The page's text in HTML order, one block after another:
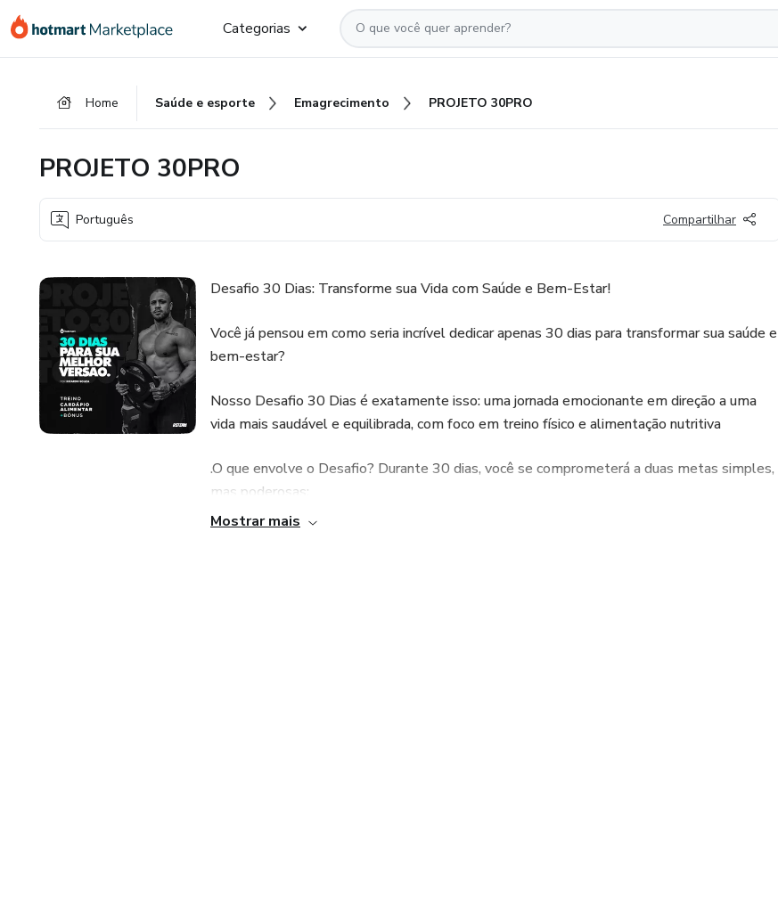
para
para
para
Categorias
Home Saúde e esporte Emagrecimento PROJETO 30PRO
PROJETO 30PRO
Português Compartilhar
Desafio 30 Dias: Transforme sua Vida com Saúde e Bem-Estar!
Você já pensou em como seria incrível dedicar apenas 30 dias para transformar sua saúde e
bem-estar?
Nosso Desafio 30 Dias é exatamente isso: uma jornada emocionante em direção a uma
vida mais saudável e equilibrada, com foco em treino físico e alimentação nutritiva
.O que envolve o Desafio? Durante 30 dias, você se comprometerá a duas metas simples,
mas poderosas:
Mostrar mais